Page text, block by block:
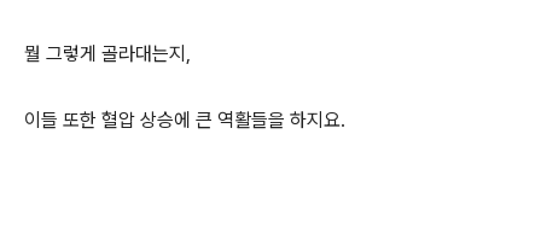
뭘 그렇게 골라대는지,
이들 또한 혈압 상승에 큰 역활들을 하지요.